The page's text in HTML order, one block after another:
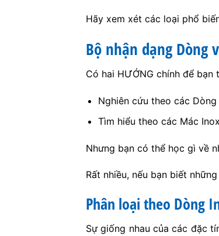
Hãy xem xét các loại phổ
Bộ nhận dạng Dòng
Có hai HƯỚNG chính để
Nghiên cứu theo các Dòng
Tìm hiểu theo các Mác Inox
Nhưng bạn có thể học gì về
Rất nhiều, nếu bạn biết
Phân loại theo Dòng
Sự giống nhau của các đặc